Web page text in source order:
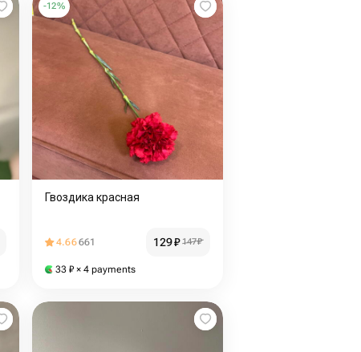
-12%
Гвоздика красная
4.66661 129₽ 147₽
33 ₽ × 4 payments